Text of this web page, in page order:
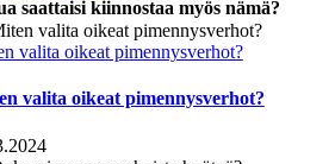
saattaisi kiinnostaa myös nämä?
valita oikeat pimennysverhot?
valita oikeat pimennysverhot?